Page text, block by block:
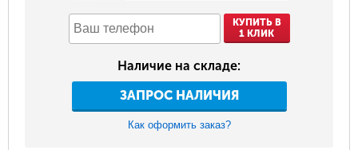
КУПИТЬ В
1 КЛИК
Наличие на складе:
ЗАПРОС НАЛИЧИЯ
Как оформить заказ?